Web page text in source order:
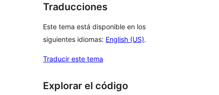
Traducciones
Este tema está disponible en los
siguientes idiomas: English (US).
Traducir este tema
Explorar el código